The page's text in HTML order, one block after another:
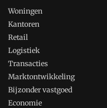
Woningen
Kantoren
Retail
Logistiek
Transacties
Marktontwikkeling
Bijzonder vastgoed
Economie